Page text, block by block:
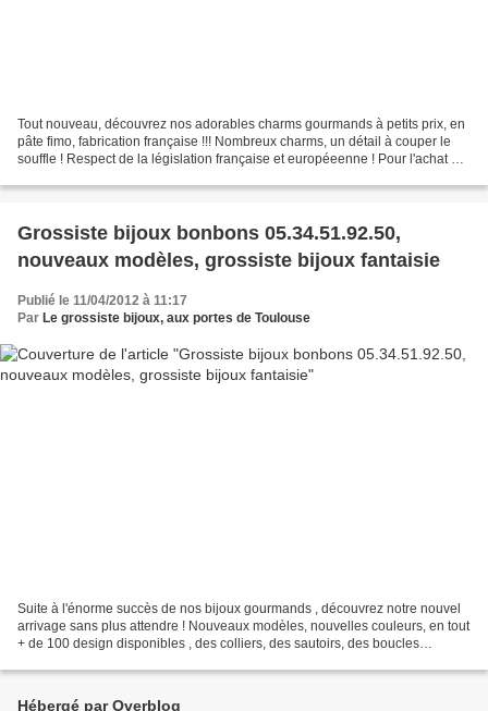
Tout nouveau, découvrez nos adorables charms gourmands à petits prix, en
pâte fimo, fabrication française !!! Nombreux charms, un détail à couper le
souffle ! Respect de la législation française et européeenne ! Pour l'achat de
Grossiste bijoux bonbons 05.34.51.92.50,
nouveaux modèles, grossiste bijoux fantaisie
Publié le 11/04/2012 à 11:17
Par Le grossiste bijoux, aux portes de Toulouse
Suite à l'énorme succès de nos bijoux gourmands , découvrez notre nouvel
arrivage sans plus attendre ! Nouveaux modèles, nouvelles couleurs, en tout
+ de 100 design disponibles , des colliers, des sautoirs, des boucles
Hébergé par Overblog